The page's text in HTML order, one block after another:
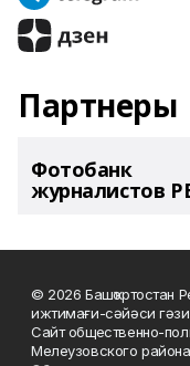
Партнеры
Фотобанк
журналистов
© 2026 Башҡортостан
ижтимағи-сәйәси
Сайт общественно-
Мелеузовского